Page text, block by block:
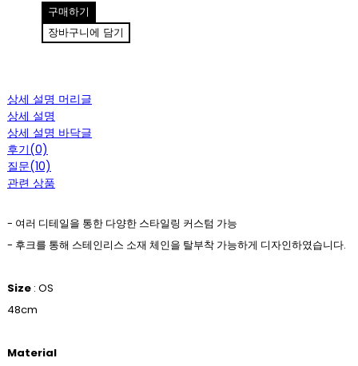
구매하기
장바구니에 담기
상세 설명 머리글
상세 설명
상세 설명 바닥글
후기(0)
질문(10)
관련 상품
- 여러 디테일을 통한 다양한 스타일링 커스텀 가능
- 후크를 통해 스테인리스 소재 체인을 탈부착 가능하게 디자인하였습니다.
Size : OS
48cm
Material